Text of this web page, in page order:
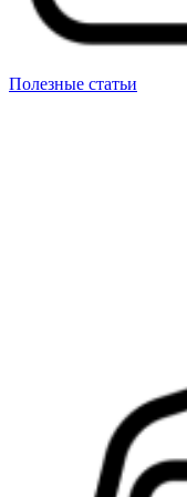
Полезные статьи